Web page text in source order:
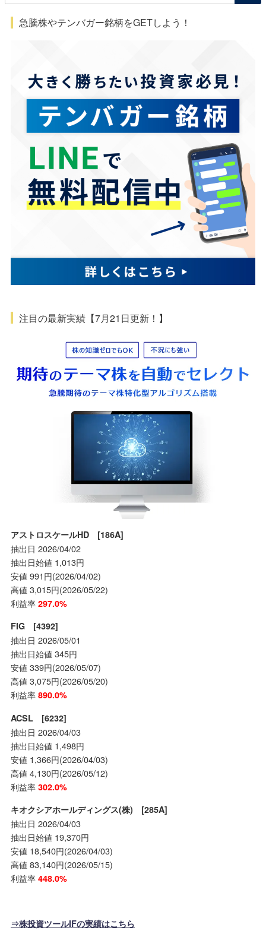
急騰株やテンバガー銘柄をGETしよう！
注目の最新実績【7月21日更新！】
アストロスケールHD [186A]
抽出日 2026/04/02
抽出日始値 1,013円
安値 991円(2026/04/02)
高値 3,015円(2026/05/22)
利益率 297.0%
FIG [4392]
抽出日 2026/05/01
抽出日始値 345円
安値 339円(2026/05/07)
高値 3,075円(2026/05/20)
利益率 890.0%
ACSL [6232]
抽出日 2026/04/03
抽出日始値 1,498円
安値 1,366円(2026/04/03)
高値 4,130円(2026/05/12)
利益率 302.0%
キオクシアホールディングス(株) [285A]
抽出日 2026/04/03
抽出日始値 19,370円
安値 18,540円(2026/04/03)
高値 83,140円(2026/05/15)
利益率 448.0%
⇒株投資ツールIFの実績はこちら